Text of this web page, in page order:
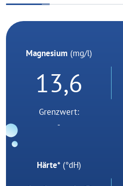
Magnesium (mg/l)
13,6
Grenzwert:
-
Härte*(°dH)